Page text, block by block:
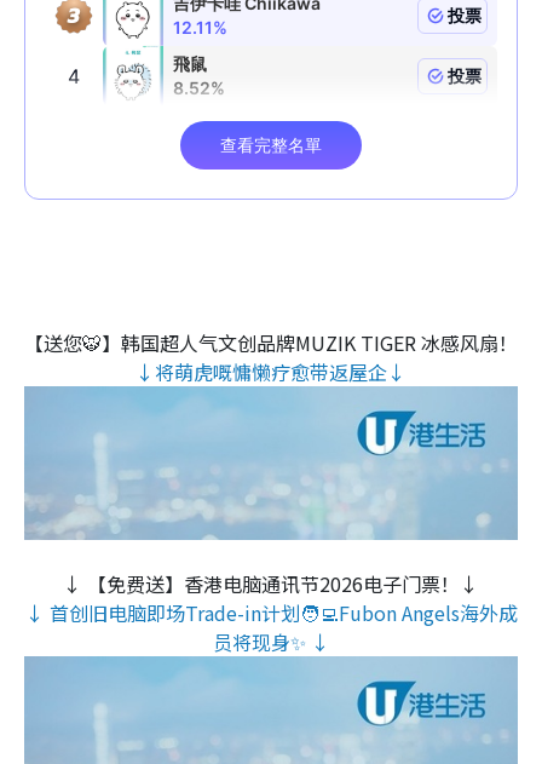
【送您🐯】韩国超人气文创品牌MUZIK TIGER 冰感风扇！
↓将萌虎嘅慵懒疗愈带返屋企↓
↓ 【免费送】香港电脑通讯节2026电子门票！↓
↓ 首创旧电脑即场Trade-in计划🧑‍💻Fubon Angels海外成
员将现身✨ ↓